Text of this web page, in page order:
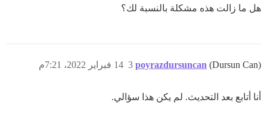
هل ما زالت هذه مشكلة بالنسبة لك؟
poyrazdursuncan (Dursun Can) 14 فبراير 2022، 7:21م 3
أنا أتابع بعد التحديث. لم يكن هذا سؤالي.